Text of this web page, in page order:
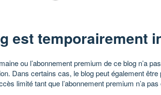
est temporairement
ou l’abonnement premium de ce blog n’a
Dans certains cas, le blog peut également
limité tant que l’abonnement premium n’a